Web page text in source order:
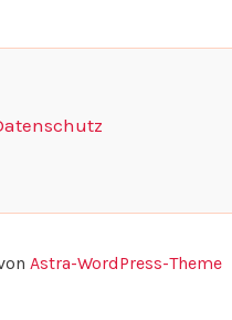
Astra-WordPress-Theme